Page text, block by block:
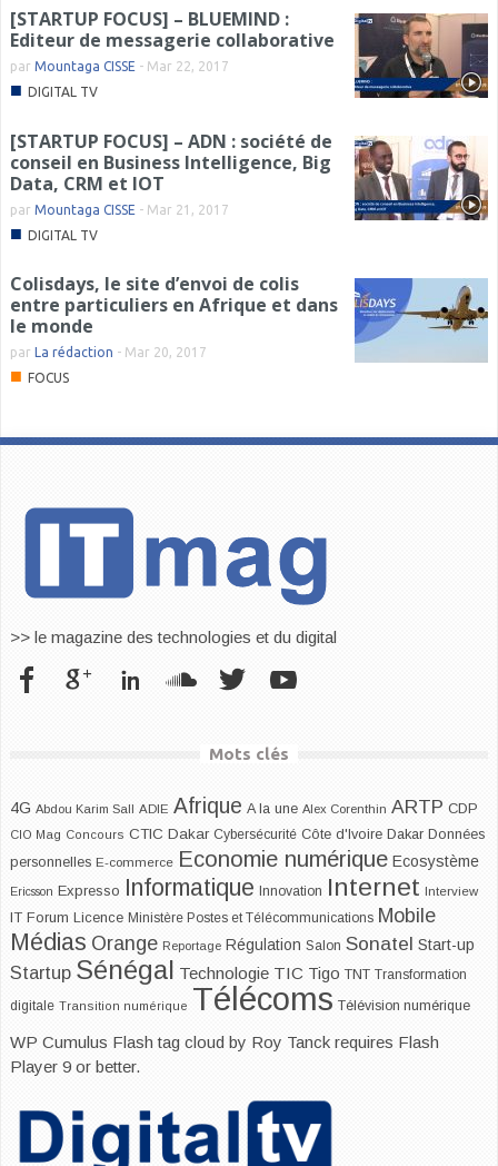
[STARTUP FOCUS] – BLUEMIND :
Editeur de messagerie collaborative
par Mountaga CISSE - Mar 22, 2017
■ DIGITAL TV
[STARTUP FOCUS] – ADN : société de
conseil en Business Intelligence, Big
Data, CRM et IOT
par Mountaga CISSE - Mar 21, 2017
■ DIGITAL TV
Colisdays, le site d’envoi de colis
entre particuliers en Afrique et dans
le monde
par La rédaction - Mar 20, 2017
■ FOCUS
>> le magazine des technologies et du digital
Mots clés
4G Abdou Karim Sall ADIE Afrique A la une Alex Corenthin ARTP CDP
CIO Mag Concours CTIC Dakar Cybersécurité Côte d'Ivoire Dakar Données
personnelles E-commerce Economie numérique Ecosystème
Ericsson Expresso Informatique Innovation Internet Interview
IT Forum Licence Ministère Postes et Télécommunications Mobile
Médias Orange Reportage Régulation Salon Sonatel Start-up
Startup Sénégal Technologie TIC Tigo TNT Transformation
digitale Transition numérique Télécoms Télévision numérique
WP Cumulus Flash tag cloud by Roy Tanck requires Flash
Player 9 or better.